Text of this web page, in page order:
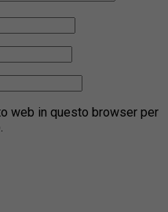
web in questo browser per